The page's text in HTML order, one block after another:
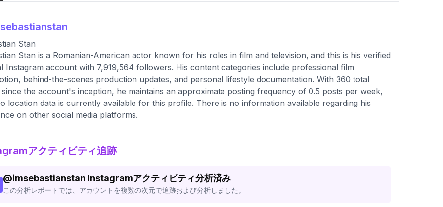
Stan
Stan is a Romanian-American actor known for his roles in film and television, and this is his verified
Instagram account with 7,919,564 followers. His content categories include professional film
behind-the-scenes production updates, and personal lifestyle documentation. With 360 total
since the account's inception, he maintains an approximate posting frequency of 0.5 posts per week,
location data is currently available for this profile. There is no information available regarding his
on other social media platforms.
アクティビティ追跡
@imsebastianstan Instagramアクティビティ分析済み
この分析レポートでは、アカウントを複数の次元で追跡および分析しました。